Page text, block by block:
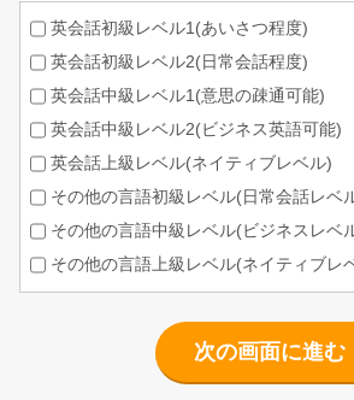
英会話初級レベル1(あいさつ程度)
英会話初級レベル2(日常会話程度)
英会話中級レベル1(意思の疎通可能)
英会話中級レベル2(ビジネス英語可能)
英会話上級レベル(ネイティブレベル)
その他の言語初級レベル(日常会話レベ
その他の言語中級レベル(ビジネスレベ
その他の言語上級レベル(ネイティブレ
次の画面に進む